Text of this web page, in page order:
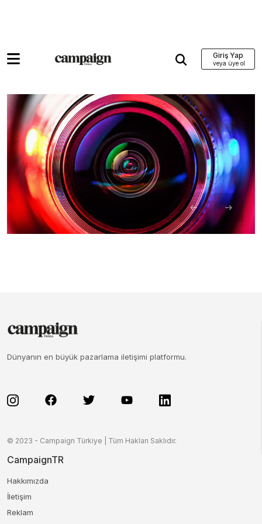
Giriş Yap
Dünyanın en büyük pazarlama iletişimi platformu.
© 2023 - Campaign Türkiye | Tüm Hakları Saklıdır.
CampaignTR
Hakkımızda
İletişim
Reklam